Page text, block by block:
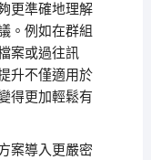
更準確地理解
。例如在群組
案或過往訊
升不僅適用於
得更加輕鬆有
案導入更嚴密